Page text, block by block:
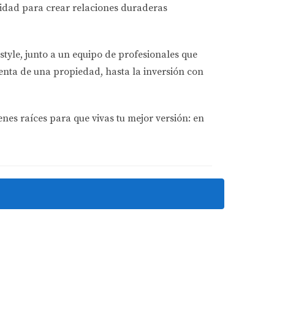
beneficios futuros.
veces. Al darse cuenta de que podían alquilarla
la propiedad.
a una amplia clientela hispana. Esta decisión
sobre el mercado inmobiliario en
minimizar riesgos y maximizar ganancias
para crear relaciones duraderas
, junto a un equipo de profesionales que
de una propiedad, hasta la inversión con
raíces para que vivas tu mejor versión: en